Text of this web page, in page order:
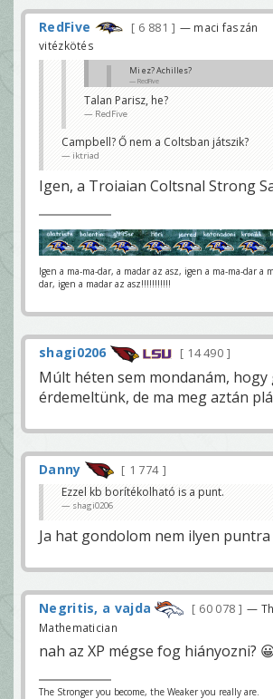
RedFive 6 881
— maci faszán
vitézkötés
Mi ez? Achilles?
RedFive
Én Hectorra gyanakszom.
iktriad
Talan Parisz, he?
RedFive
Campbell? Ő nem a Coltsban játszik?
iktriad
Igen, a Troiaian Coltsnal Strong
Igen a ma-ma-dar, a madar az asz, igen a ma-ma-dar a
dar, igen a madar az asz!!!!!!!!!!!
shagi0206 14 490
Múlt héten sem mondanám, hogy
érdemeltünk, de ma meg aztán
Danny
1 774
Ezzel kb borítékolható is a punt.
shagi0206
Ja hat gondolom nem ilyen
Negritis, a vajda 60 078
—
Mathematician
nah az XP mégse fog hiányozni?
The Stronger you become, the Weaker you really are.